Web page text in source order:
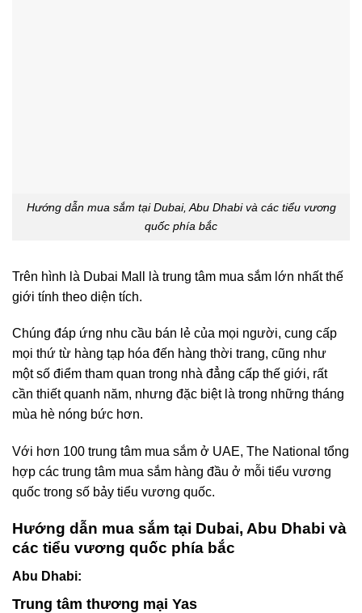
Hướng dẫn mua sắm tại Dubai, Abu Dhabi và các tiểu vương
quốc phía bắc
Trên hình là Dubai Mall là trung tâm mua sắm lớn nhất thế
giới tính theo diện tích.
Chúng đáp ứng nhu cầu bán lẻ của mọi người, cung cấp
mọi thứ từ hàng tạp hóa đến hàng thời trang, cũng như
một số điểm tham quan trong nhà đẳng cấp thế giới, rất
cần thiết quanh năm, nhưng đặc biệt là trong những tháng
mùa hè nóng bức hơn.
Với hơn 100 trung tâm mua sắm ở UAE, The National tổng
hợp các trung tâm mua sắm hàng đầu ở mỗi tiểu vương
quốc trong số bảy tiểu vương quốc.
Hướng dẫn mua sắm tại Dubai, Abu Dhabi và
các tiểu vương quốc phía bắc
Abu Dhabi:
Trung tâm thương mại Yas